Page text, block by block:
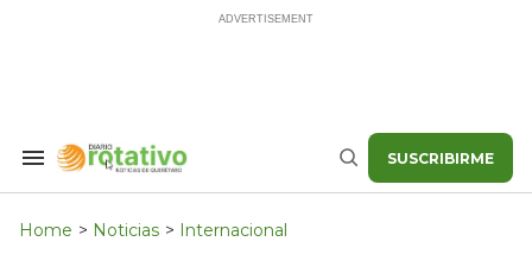
Search
Navigation
Buscar SUSCRIBIRME
Home > Noticias > Internacional